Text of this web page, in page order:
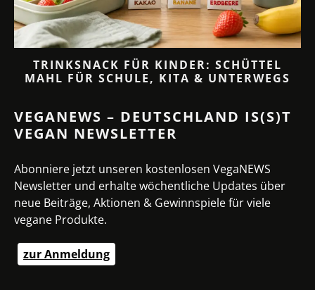
TRINKSNACK FÜR KINDER: SCHÜTTEL
MAHL FÜR SCHULE, KITA & UNTERWEGS
VEGANEWS – DEUTSCHLAND IS(S)T
VEGAN NEWSLETTER
Abonniere jetzt unseren kostenlosen VegaNEWS
Newsletter und erhalte wöchentliche Updates über
neue Beiträge, Aktionen & Gewinnspiele für viele
vegane Produkte.
zur Anmeldung